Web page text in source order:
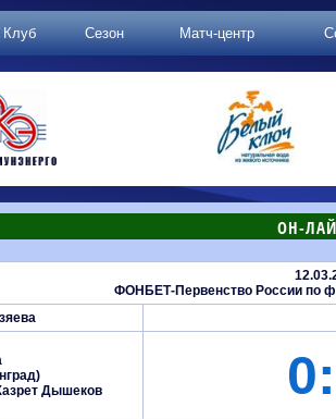
Клуб Сезон Матч-центр
ОН-
ФОНБЕТ-Первенство России по
Дышеков